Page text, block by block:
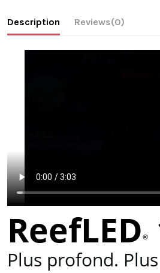
Description Reviews(0)
ReefLED ®
Plus profond.